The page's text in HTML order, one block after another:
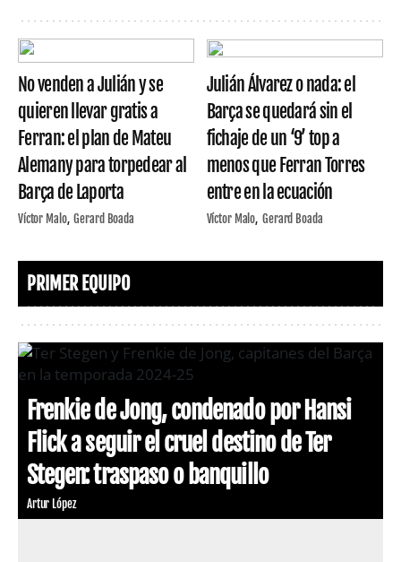
No venden a Julián y se
quieren llevar gratis a
Ferran: el plan de Mateu
Alemany para torpedear al
Barça de Laporta
Víctor Malo Gerard Boada
Julián Álvarez o nada: el
Barça se quedará sin el
fichaje de un ‘9’ top a
menos que Ferran Torres
entre en la ecuación
Víctor Malo Gerard Boada
PRIMER EQUIPO
Frenkie de Jong, condenado por Hansi
Flick a seguir el cruel destino de Ter
Stegen: traspaso o banquillo
Artur López